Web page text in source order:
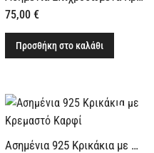
75,00 €
Προσθήκη στο καλάθι
Ασημένια 925 Κρικάκια με Κρεμαστό Καρφί